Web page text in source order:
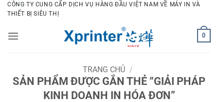
Bỏ
qua
dung
CÔNG TY CUNG CẤP DỊCH VỤ HÀNG ĐẦU VIỆT NAM VỀ MÁY IN VÀ
THIẾT BỊ SIÊU THỊ
0
TRANG CHỦ /
SẢN PHẨM ĐƯỢC GẮN THẺ “GIẢI PHÁP
KINH DOANH IN HÓA ĐƠN”